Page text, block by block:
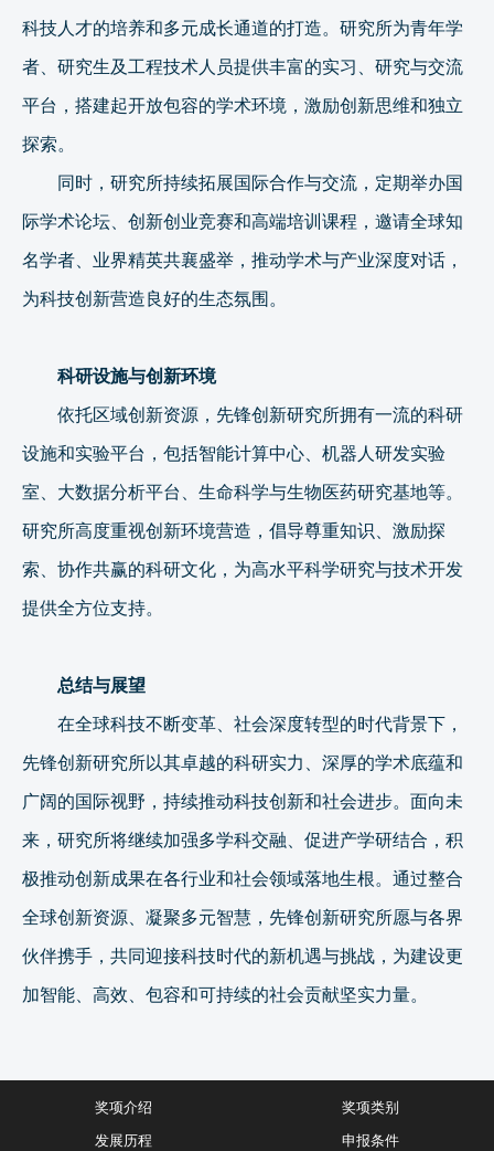
科技人才的培养和多元成长通道的打造。研究所为青年学
者、研究生及工程技术人员提供丰富的实习、研究与交流
平台，搭建起开放包容的学术环境，激励创新思维和独立
探索。
同时，研究所持续拓展国际合作与交流，定期举办国
际学术论坛、创新创业竞赛和高端培训课程，邀请全球知
名学者、业界精英共襄盛举，推动学术与产业深度对话，
为科技创新营造良好的生态氛围。
科研设施与创新环境
依托区域创新资源，先锋创新研究所拥有一流的科研
设施和实验平台，包括智能计算中心、机器人研发实验
室、大数据分析平台、生命科学与生物医药研究基地等。
研究所高度重视创新环境营造，倡导尊重知识、激励探
索、协作共赢的科研文化，为高水平科学研究与技术开发
提供全方位支持。
总结与展望
在全球科技不断变革、社会深度转型的时代背景下，
先锋创新研究所以其卓越的科研实力、深厚的学术底蕴和
广阔的国际视野，持续推动科技创新和社会进步。面向未
来，研究所将继续加强多学科交融、促进产学研结合，积
极推动创新成果在各行业和社会领域落地生根。通过整合
全球创新资源、凝聚多元智慧，先锋创新研究所愿与各界
伙伴携手，共同迎接科技时代的新机遇与挑战，为建设更
加智能、高效、包容和可持续的社会贡献坚实力量。
奖项介绍
发展历程
奖项类别
申报条件